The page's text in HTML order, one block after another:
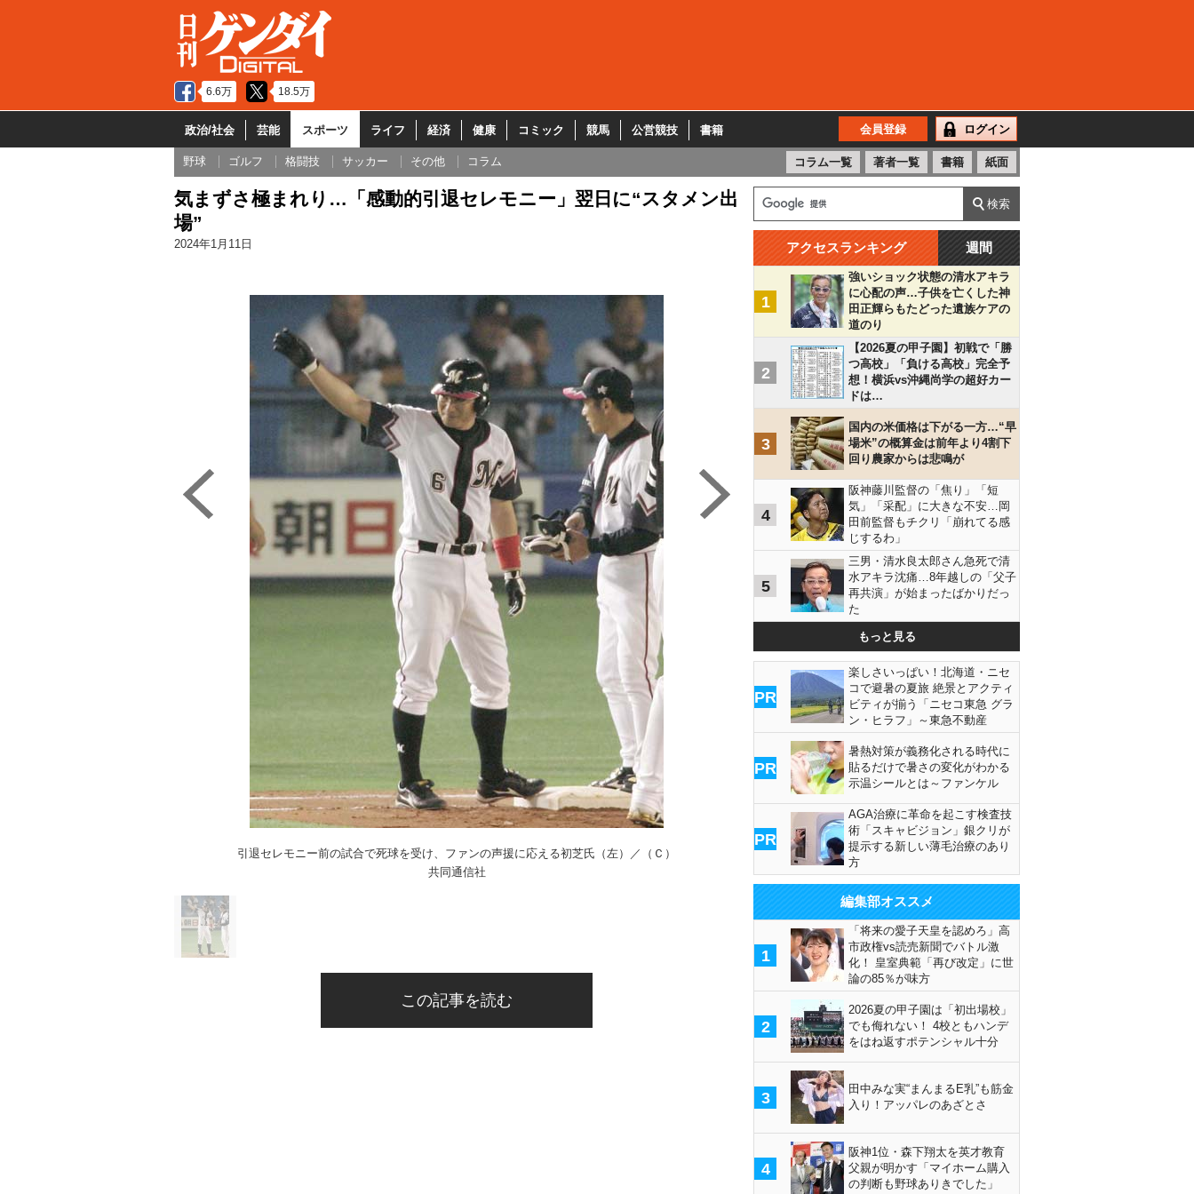
6.6万 18.5万
政治/社会 芸能 スポーツ ライフ 経済 健康 コミック 競馬 公営競技 書籍 会員登録 ログイン
野球 ゴルフ 格闘技 サッカー その他 コラム コラム一覧 著者一覧 書籍 紙面
気まずさ極まれり…「感動的引退セレモニー」翌日に“スタメン出
場”
2024年1月11日
引退セレモニー前の試合で死球を受け、ファンの声援に応える初芝氏（左）／（Ｃ）
共同通信社
この記事を読む
アクセスランキング 週間
1
強いショック状態の清水アキラ
に心配の声…子供を亡くした神
田正輝らもたどった遺族ケアの
道のり
2
【2026夏の甲子園】初戦で「勝
つ高校」「負ける高校」完全予
想！横浜vs沖縄尚学の超好カー
ドは…
3
国内の米価格は下がる一方…“早
場米”の概算金は前年より4割下
回り農家からは悲鳴が
4
阪神藤川監督の「焦り」「短
気」「采配」に大きな不安…岡
田前監督もチクリ「崩れてる感
じするわ」
5
三男・清水良太郎さん急死で清
水アキラ沈痛…8年越しの「父子
再共演」が始まったばかりだっ
た
もっと見る
PR
楽しさいっぱい！北海道・ニセ
コで避暑の夏旅 絶景とアクティ
ビティが揃う「ニセコ東急 グラ
ン・ヒラフ」～東急不動産
PR
暑熱対策が義務化される時代に
貼るだけで暑さの変化がわかる
示温シールとは～ファンケル
PR
AGA治療に革命を起こす検査技
術「スキャビジョン」銀クリが
提示する新しい薄毛治療のあり
方
編集部オススメ
1
「将来の愛子天皇を認めろ」高
市政権vs読売新聞でバトル激
化！ 皇室典範「再び改定」に世
論の85％が味方
2
2026夏の甲子園は「初出場校」
でも侮れない！ 4校ともハンデ
をはね返すポテンシャル十分
3
田中みな実“まんまるE乳”も筋金
入り！アッパレのあざとさ
4
阪神1位・森下翔太を英才教育
父親が明かす「マイホーム購入
の判断も野球ありきでした」